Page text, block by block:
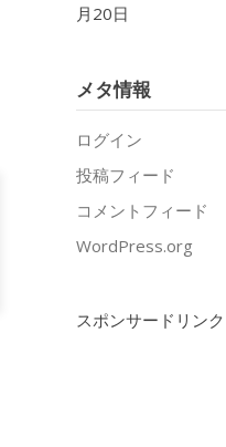
月20日
メタ情報
ログイン
投稿フィード
コメントフィード
WordPress.org
スポンサードリンク